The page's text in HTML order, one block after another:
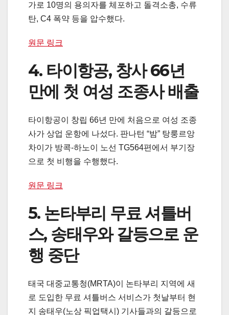
가로 10명의 용의자를 체포하고 돌격소총, 수류
탄, C4 폭약 등을 압수했다.
원문 링크
4. 타이항공, 창사 66년
만에 첫 여성 조종사 배출
타이항공이 창립 66년 만에 처음으로 여성 조종
사가 상업 운항에 나섰다. 판나턴 “밤” 탕룽르앙
차이가 방콕-하노이 노선 TG564편에서 부기장
으로 첫 비행을 수행했다.
원문 링크
5. 논타부리 무료 셔틀버
스, 송태우와 갈등으로 운
행 중단
태국 대중교통청(MRTA)이 논타부리 지역에 새
로 도입한 무료 셔틀버스 서비스가 첫날부터 현
지 송태우(노상 픽업택시) 기사들과의 갈등으로